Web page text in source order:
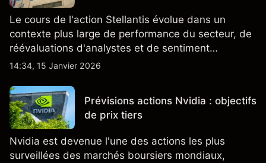
Le cours de l'action Stellantis évolue dans un
contexte plus large de performance du secteur, de
réévaluations d'analystes et de sentiment
changeant, qui ensemble aident à comprendre
14:34, 15 Janvier 2026
Prévisions actions Nvidia : objectifs
de prix tiers
Nvidia est devenue l'une des actions les plus
surveillées des marchés boursiers mondiaux,